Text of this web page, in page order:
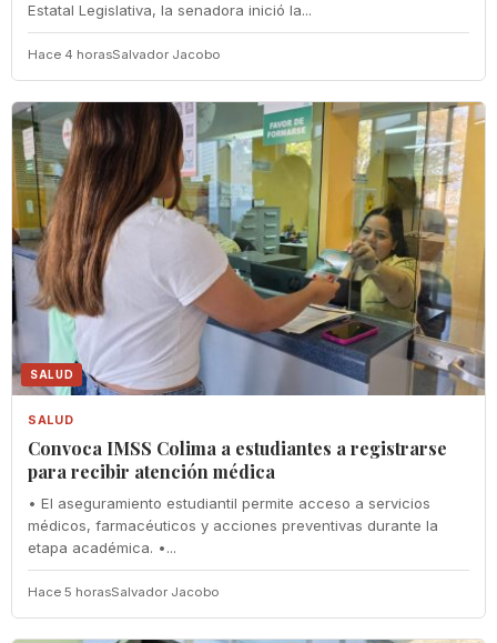
Estatal Legislativa, la senadora inició la...
Hace 4 horasSalvador Jacobo
SALUD
SALUD
Convoca IMSS Colima a estudiantes a registrarse
para recibir atención médica
• El aseguramiento estudiantil permite acceso a servicios
médicos, farmacéuticos y acciones preventivas durante la
etapa académica. •...
Hace 5 horasSalvador Jacobo